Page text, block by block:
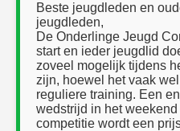
Beste jeugdleden en
jeugdleden,
De Onderlinge Jeugd
start en ieder jeugdlid
zoveel mogelijk tijdens
zijn, hoewel het vaak
reguliere training. Een
wedstrijd in het
competitie wordt een